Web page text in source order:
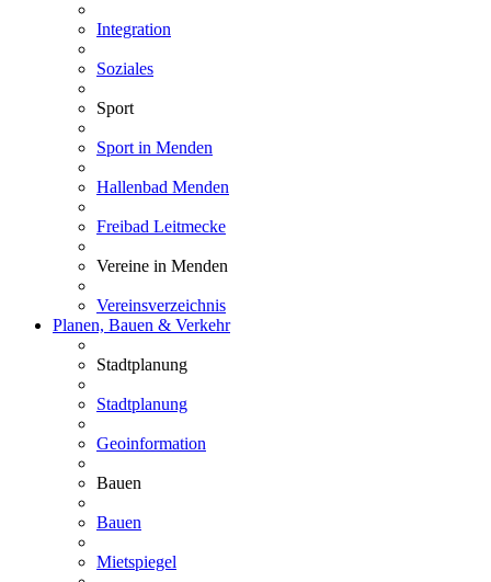
Integration
Soziales
Sport
Sport in Menden
Hallenbad Menden
Freibad Leitmecke
Vereine in Menden
Vereinsverzeichnis
Planen, Bauen & Verkehr
Stadtplanung
Stadtplanung
Geoinformation
Bauen
Bauen
Mietspiegel